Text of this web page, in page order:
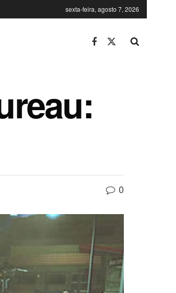
sexta-feira, agosto 7, 2026
0